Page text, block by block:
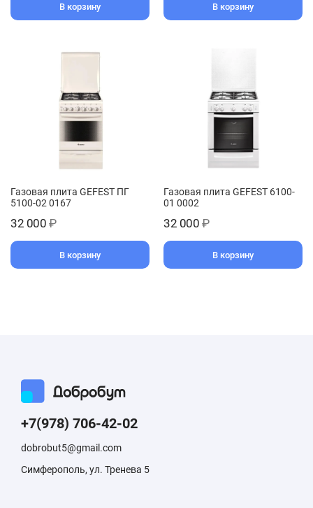
В корзину В корзину
Газовая плита GEFEST ПГ
5100-02 0167
32 000 ₽
В корзину
Газовая плита GEFEST 6100-
01 0002
32 000 ₽
В корзину
+7(978) 706-42-02
dobrobut5@gmail.com
Симферополь, ул. Тренева 5